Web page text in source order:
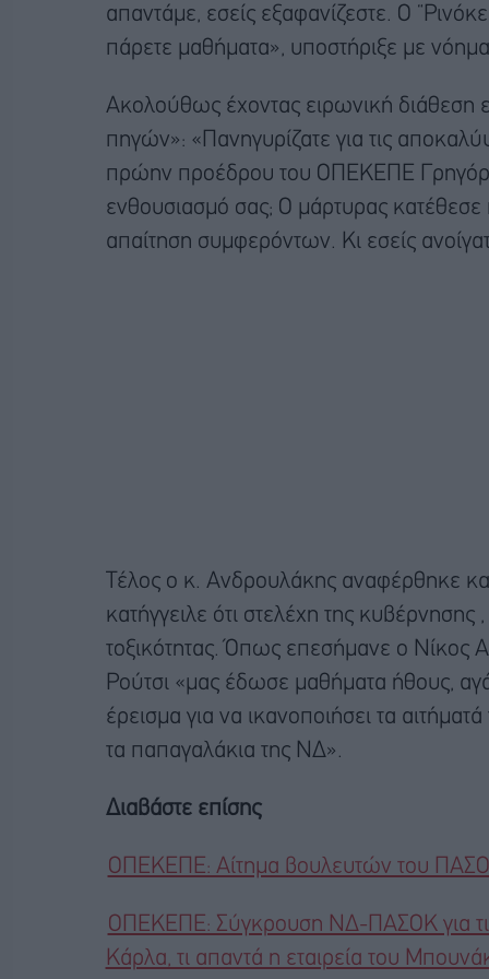
απαντάμε, εσείς εξαφανίζεστε. Ο
πάρετε μαθήματα», υποστήριξε με
Ακολούθως έχοντας ειρωνική διάθεση
πηγών»: «Πανηγυρίζατε για τις
πρώην προέδρου του ΟΠΕΚΕΠΕ Γρηγόρη
ενθουσιασμό σας; Ο μάρτυρας κατέθεσε
απαίτηση συμφερόντων. Κι εσείς
Τέλος ο κ. Ανδρουλάκης αναφέρθηκε
κατήγγειλε ότι στελέχη της
τοξικότητας. Όπως επεσήμανε ο Νίκος
Ρούτσι «μας έδωσε μαθήματα ήθους,
έρεισμα για να ικανοποιήσει τα
τα παπαγαλάκια της ΝΔ».
Διαβάστε επίσης
ΟΠΕΚΕΠΕ: Αίτημα βουλευτών του
ΟΠΕΚΕΠΕ: Σύγκρουση ΝΔ-ΠΑΣΟΚ για
Κάρλα, τι απαντά η εταιρεία του